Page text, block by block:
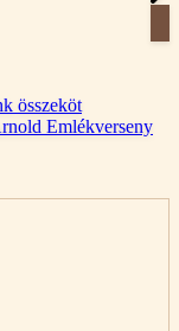
összeköt
Emlékverseny